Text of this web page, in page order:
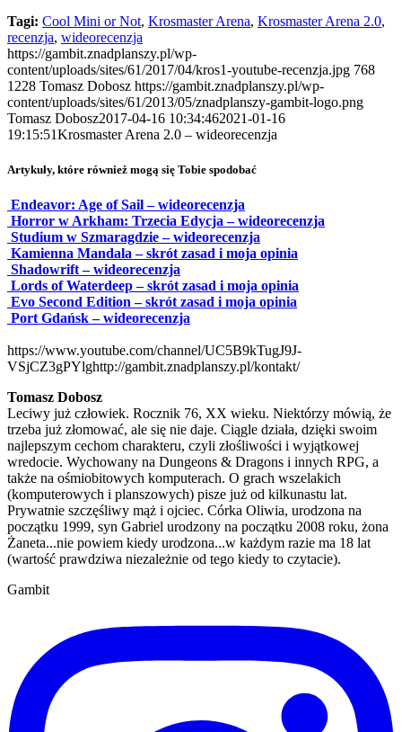
Tagi: Cool Mini or Not, Krosmaster Arena, Krosmaster Arena 2.0,
recenzja, wideorecenzja
https://gambit.znadplanszy.pl/wp-
content/uploads/sites/61/2017/04/kros1-youtube-recenzja.jpg 768
1228 Tomasz Dobosz https://gambit.znadplanszy.pl/wp-
content/uploads/sites/61/2013/05/znadplanszy-gambit-logo.png
Tomasz Dobosz2017-04-16 10:34:462021-01-16
19:15:51Krosmaster Arena 2.0 – wideorecenzja
Artykuły, które również mogą się Tobie spodobać
Endeavor: Age of Sail – wideorecenzja
Horror w Arkham: Trzecia Edycja – wideorecenzja
Studium w Szmaragdzie – wideorecenzja
Kamienna Mandala – skrót zasad i moja opinia
Shadowrift – wideorecenzja
Lords of Waterdeep – skrót zasad i moja opinia
Evo Second Edition – skrót zasad i moja opinia
Port Gdańsk – wideorecenzja
https://www.youtube.com/channel/UC5B9kTugJ9J-
VSjCZ3gPYlghttp://gambit.znadplanszy.pl/kontakt/
Tomasz Dobosz
Leciwy już człowiek. Rocznik 76, XX wieku. Niektórzy mówią, że
trzeba już złomować, ale się nie daje. Ciągle działa, dzięki swoim
najlepszym cechom charakteru, czyli złośliwości i wyjątkowej
wredocie. Wychowany na Dungeons & Dragons i innych RPG, a
także na ośmiobitowych komputerach. O grach wszelakich
(komputerowych i planszowych) pisze już od kilkunastu lat.
Prywatnie szczęśliwy mąż i ojciec. Córka Oliwia, urodzona na
początku 1999, syn Gabriel urodzony na początku 2008 roku, żona
Żaneta...nie powiem kiedy urodzona...w każdym razie ma 18 lat
(wartość prawdziwa niezależnie od tego kiedy to czytacie).
Gambit